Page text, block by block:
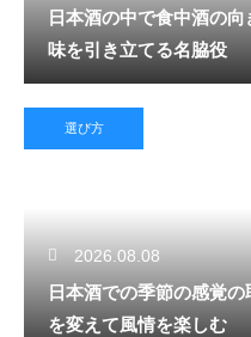
日本酒の中で食中酒の
味を引き立てる名脇役
選び方
2026.08.08
日本酒での季節の感覚
を変えて風情を楽しむ